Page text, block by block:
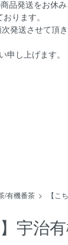
発送をお休み
ります。
発送させて頂き
し上げます。
/有機番茶 > 【こ
宇治